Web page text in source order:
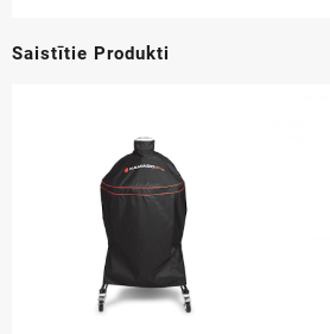
Saistītie Produkti